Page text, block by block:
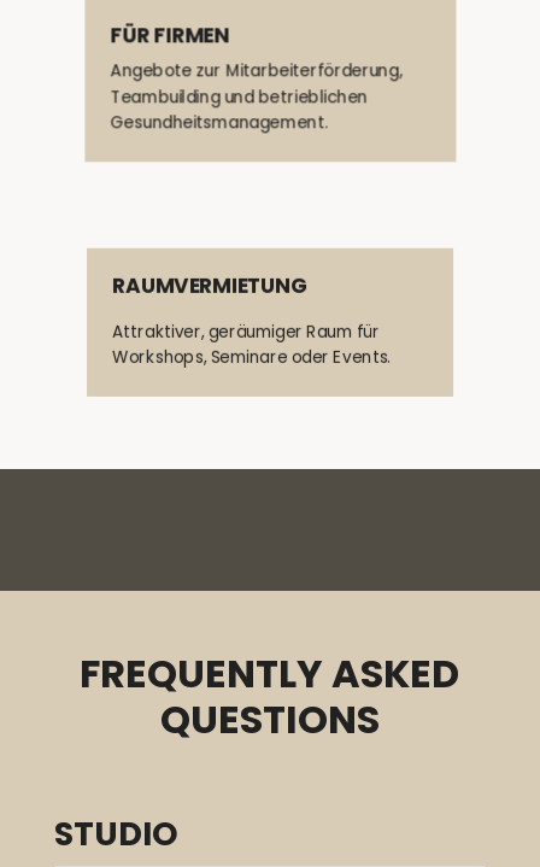
FÜR FIRMEN
Angebote zur Mitarbeiterförderung,
Teambuilding und betrieblichen
Gesundheitsmanagement.
RAUMVERMIETUNG
Attraktiver, geräumiger Raum für
Workshops, Seminare oder Events.
FREQUENTLY ASKED
QUESTIONS
STUDIO